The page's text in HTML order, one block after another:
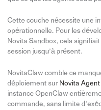
Cette couche nécessite une
opérationnelle. Pour les
Novita Sandbox, cela
session jusqu’à présent.
NovitaClaw comble ce
déploiement sur Novita
instance OpenClaw
commande, sans limite